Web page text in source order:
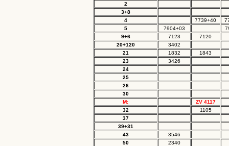
2
3+8
4
7739+40
5
7904+03
9+6
7123
7120
20+120
3402
21
1832
1843
23
3426
24
25
26
30
M:
ZV 4117
32
1105
37
39+31
43
3546
50
2340